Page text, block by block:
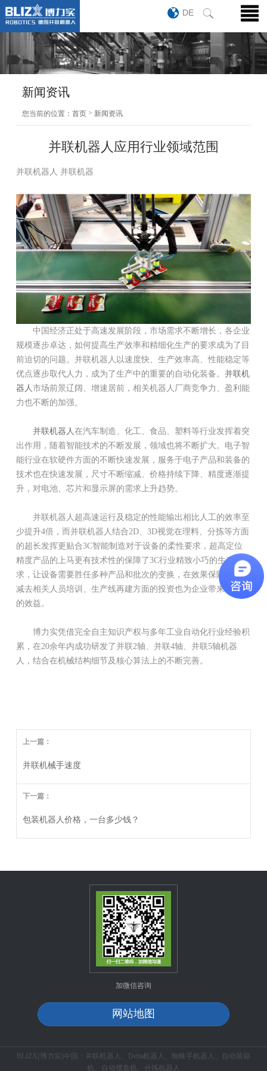
DE
新闻资讯
您当前的位置：首页 > 新闻资讯
并联机器人应用行业领域范围
并联机器人 并联机器
中国经济正处于高速发展阶段，市场需求不断增长，各企业
规模逐步卓达，如何提高生产效率和精细化生产的要求成为了目
前迫切的问题。并联机器人以速度快、生产效率高、性能稳定等
优点逐步取代人力，成为了生产中的重要的自动化装备。 并联机
器人市场前景辽阔、增速居前，相关机器人厂商竞争力、盈利能
力也不断的加强。
并联机器人在汽车制造、化工、食品、塑料等行业发挥着突
出作用，随着智能技术的不断发展，领域也将不断扩大。电子智
能行业在软硬件方面的不断快速发展，服务于电子产品和装备的
技术也在快速发展，尺寸不断缩减、价格持续下降、精度逐渐提
升，对电池、芯片和显示屏的需求上升趋势。
并联机器人超高速运行及稳定的性能输出相比人工的效率至
少提升4倍，而并联机器人结合2D、3D视觉在理料、分拣等方面
的超长发挥更贴合3C智能制造对于设备的柔性要求，超高定位
精度产品的上马更有技术性的保障了3C行业精致小巧的生产需
求，让设备需要胜任多种产品和批次的变换，在效果保障的同时
减去相关人员培训、生产线再建方面的投资也为企业带来了必然
的效益。
博力实凭借完全自主知识产权与多年工业自动化行业经验积
累，在20余年内成功研发了并联2轴、并联4轴、并联5轴机器
人，结合在机械结构细节及核心算法上的不断完善。
上一篇：
并联机械手速度
下一篇：
包装机器人价格，一台多少钱？
加微信咨询
网站地图
BLIZX(博力实)中国：并联机器人、Delta机器人、蜘蛛手机器人、自动装箱
机、自动摆盘机、分拣机器人